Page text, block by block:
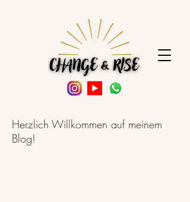
Herzlich Willkommen auf meinem
Blog!